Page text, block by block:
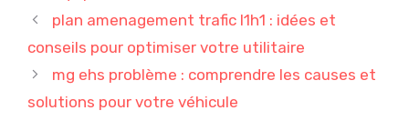
plan amenagement trafic l1h1 : idées et
conseils pour optimiser votre utilitaire
mg ehs problème : comprendre les causes et
solutions pour votre véhicule